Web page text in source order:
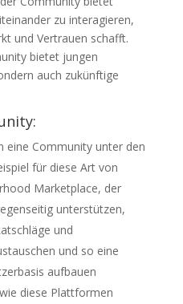
zu interagieren,
und Vertrauen schafft.
bietet jungen
auch zukünftige
eine Community unter den
für diese Art von
Marketplace, der
unterstützen,
und
und so eine
aufbauen
diese Plattformen